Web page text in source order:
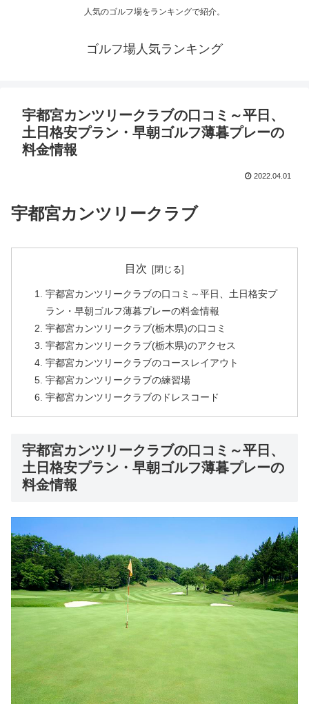
人気のゴルフ場をランキングで紹介。
ゴルフ場人気ランキング
宇都宮カンツリークラブの口コミ～平日、
土日格安プラン・早朝ゴルフ薄暮プレーの
料金情報
2022.04.01
宇都宮カンツリークラブ
目次
宇都宮カンツリークラブの口コミ～平日、土日格安プ
ラン・早朝ゴルフ薄暮プレーの料金情報
宇都宮カンツリークラブ(栃木県)の口コミ
宇都宮カンツリークラブ(栃木県)のアクセス
宇都宮カンツリークラブのコースレイアウト
宇都宮カンツリークラブの練習場
宇都宮カンツリークラブのドレスコード
宇都宮カンツリークラブの口コミ～平日、
土日格安プラン・早朝ゴルフ薄暮プレーの
料金情報